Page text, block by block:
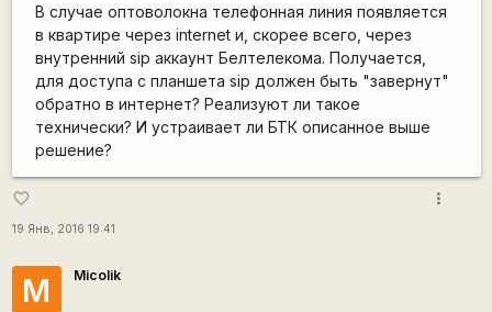
В случае оптоволокна телефонная линия появляется
в квартире через internet и, скорее всего, через
внутренний sip аккаунт Белтелекома. Получается,
для доступа с планшета sip должен быть "завернут"
обратно в интернет? Реализуют ли такое
технически? И устраивает ли БТК описанное выше
решение?
favorite_border
19 Янв, 2016 19:41
more_vert
M Micolik